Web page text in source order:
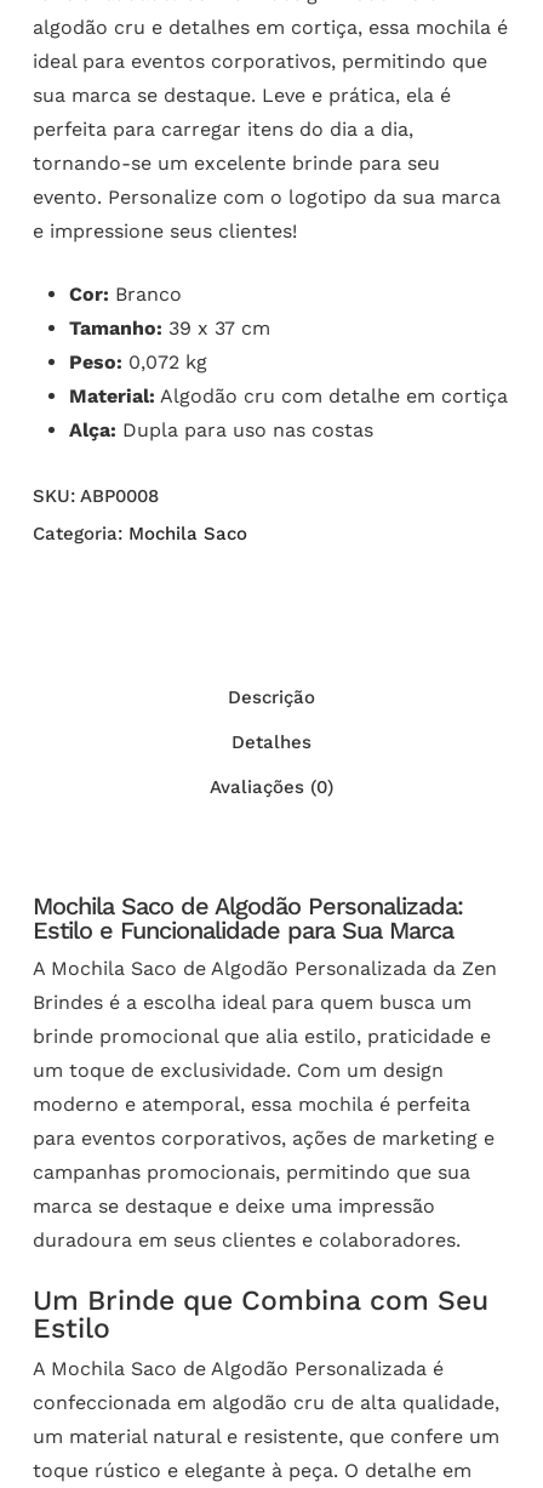
algodão cru e detalhes em cortiça, essa mochila é
ideal para eventos corporativos, permitindo que
sua marca se destaque. Leve e prática, ela é
perfeita para carregar itens do dia a dia,
tornando-se um excelente brinde para seu
evento. Personalize com o logotipo da sua marca
e impressione seus clientes!
Cor: Branco
Tamanho: 39 x 37 cm
Peso: 0,072 kg
Material: Algodão cru com detalhe em cortiça
Alça: Dupla para uso nas costas
SKU: ABP0008
Categoria: Mochila Saco
Descrição
Detalhes
Avaliações (0)
Mochila Saco de Algodão Personalizada:
Estilo e Funcionalidade para Sua Marca
A Mochila Saco de Algodão Personalizada da Zen
Brindes é a escolha ideal para quem busca um
brinde promocional que alia estilo, praticidade e
um toque de exclusividade. Com um design
moderno e atemporal, essa mochila é perfeita
para eventos corporativos, ações de marketing e
campanhas promocionais, permitindo que sua
marca se destaque e deixe uma impressão
duradoura em seus clientes e colaboradores.
Um Brinde que Combina com Seu
Estilo
A Mochila Saco de Algodão Personalizada é
confeccionada em algodão cru de alta qualidade,
um material natural e resistente, que confere um
toque rústico e elegante à peça. O detalhe em